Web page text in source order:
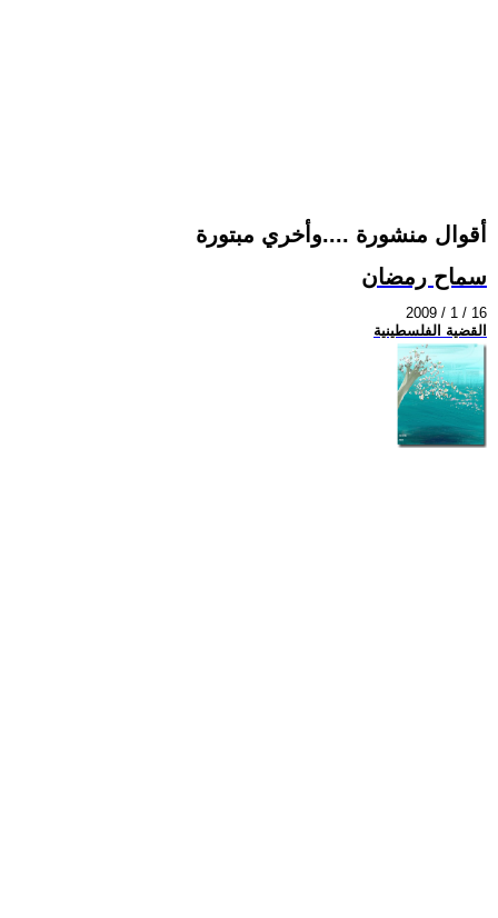
أقوال منشورة ....وأخري مبتورة
سماح رمضان
2009 / 1 / 16
القضية الفلسطينية